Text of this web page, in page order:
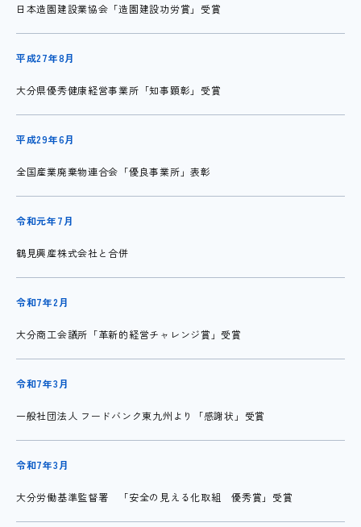
日本造園建設業協会「造園建設功労賞」受賞
平成27年8月
大分県優秀健康経営事業所「知事顕彰」受賞
平成29年6月
全国産業廃棄物連合会「優良事業所」表彰
令和元年7月
鶴見興産株式会社と合併
令和7年2月
大分商工会議所「革新的経営チャレンジ賞」受賞
令和7年3月
一般社団法人 フードバンク東九州より「感謝状」受賞
令和7年3月
大分労働基準監督署 「安全の見える化取組 優秀賞」受賞